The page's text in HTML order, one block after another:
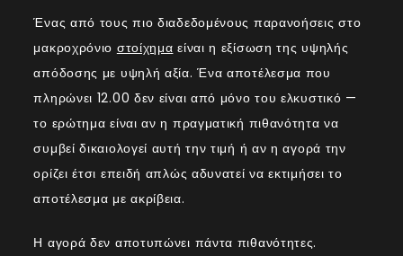
Ένας από τους πιο διαδεδομένους παρανοήσεις στο
μακροχρόνιο στοίχημα είναι η εξίσωση της υψηλής
απόδοσης με υψηλή αξία. Ένα αποτέλεσμα που
πληρώνει 12.00 δεν είναι από μόνο του ελκυστικό —
το ερώτημα είναι αν η πραγματική πιθανότητα να
συμβεί δικαιολογεί αυτή την τιμή ή αν η αγορά την
ορίζει έτσι επειδή απλώς αδυνατεί να εκτιμήσει το
αποτέλεσμα με ακρίβεια.
Η αγορά δεν αποτυπώνει πάντα πιθανότητες.